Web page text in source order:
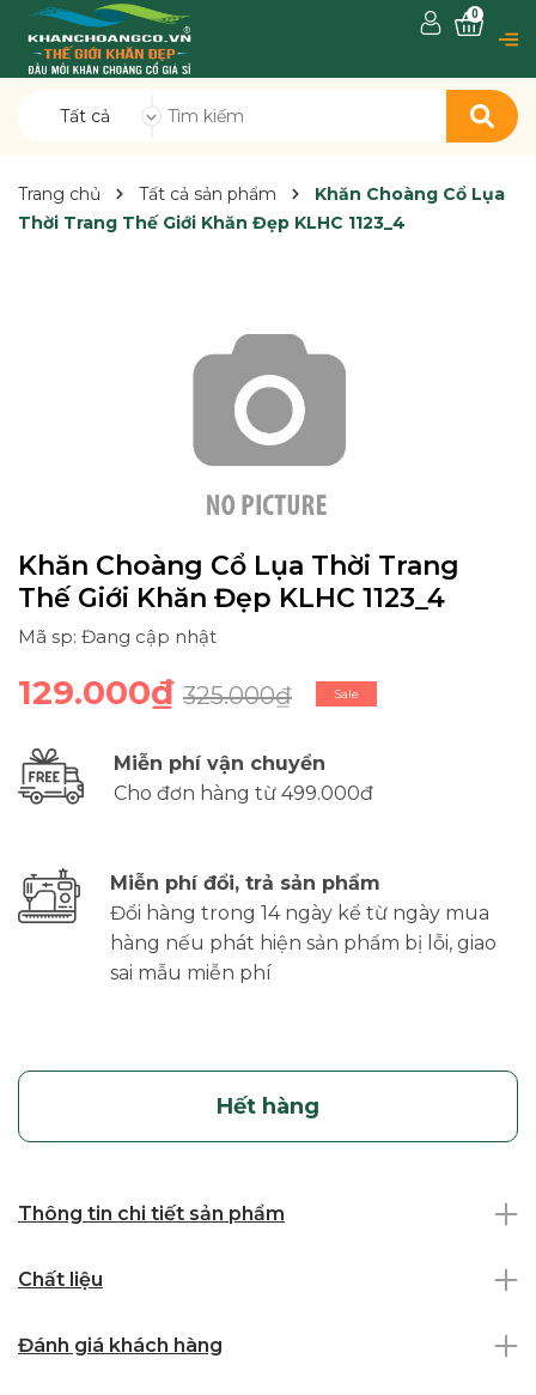
Tất cả
0
Trang chủ Tất cả sản phẩm
Khăn Choàng Cổ Lụa
Thời Trang Thế Giới Khăn Đẹp KLHC 1123_4
Khăn Choàng Cổ Lụa Thời Trang
Thế Giới Khăn Đẹp KLHC 1123_4
Mã sp: Đang cập nhật
129.000₫ 325.000₫ Sale
Miễn phí vận chuyển
Cho đơn hàng từ 499.000đ
Miễn phí đổi, trả sản phẩm
Đổi hàng trong 14 ngày kể từ ngày mua
hàng nếu phát hiện sản phẩm bị lỗi, giao
sai mẫu miễn phí
Hết hàng
Thông tin chi tiết sản phẩm
Chất liệu
Đánh giá khách hàng